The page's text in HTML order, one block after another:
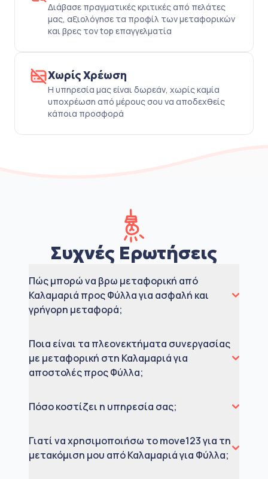
Διάβασε πραγματικές κριτικές από πελάτες
μας, αξιολόγησε τα προφίλ των μεταφορικών
και βρες τον top επαγγελματία
Χωρίς Χρέωση
Η υπηρεσία μας είναι δωρεάν, χωρίς καμία
υποχρέωση από μέρους σου να αποδεχθείς
κάποια προσφορά
Συχνές Ερωτήσεις
Πώς μπορώ να βρω μεταφορική από
Καλαμαριά προς Φύλλα για ασφαλή και
γρήγορη μεταφορά;
Ποια είναι τα πλεονεκτήματα συνεργασίας
με μεταφορική στη Καλαμαριά για
αποστολές προς Φύλλα;
Πόσο κοστίζει η υπηρεσία σας;
Γιατί να χρησιμοποιήσω το move123 για τη
μετακόμιση μου από Καλαμαριά για Φύλλα;